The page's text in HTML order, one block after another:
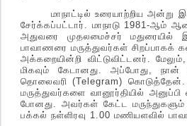
மாநாட்டில் உரையாற்றிய அன்று
சேர்க்கப்பட்டார். மாநாடு 1981-ஆம்
அதுவரை முதலமைச்சர் மதுரையில்
பாவாணரை மருத்துவர்கள் சிறப்பாகக்
அக்கறையின்றி விட்டுவிட்டனர்.
மிகவும் கேடானது. அப்போது,
தொலைவரி (Telegram)
மருத்துவர்களை வானூர்தியில்
போனது. அவர்கள் கேட்ட
பக்கல் நள்ளிரவு 1.00 மணியளவில்